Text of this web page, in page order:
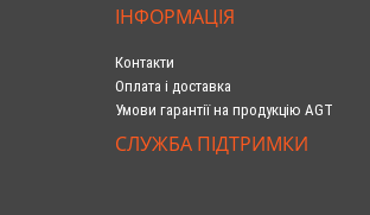
ІНФОРМАЦІЯ
Контакти
Оплата і доставка
Умови гарантії на продукцію AGT
СЛУЖБА ПІДТРИМКИ